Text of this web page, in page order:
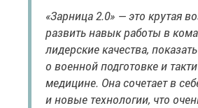
«Зарница 2.0» — это крутая
развить навык работы в
лидерские качества,
о военной подготовке и
медицине. Она сочетает в
и новые технологии, что